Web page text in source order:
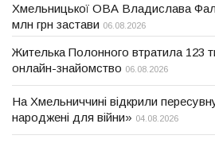
Хмельницької ОВА Владислава
млн грн застави 06.08.2026
Жителька Полонного втратила 123
онлайн-знайомство 06.08.2026
На Хмельниччині відкрили
народжені для війни» 04.08.2026